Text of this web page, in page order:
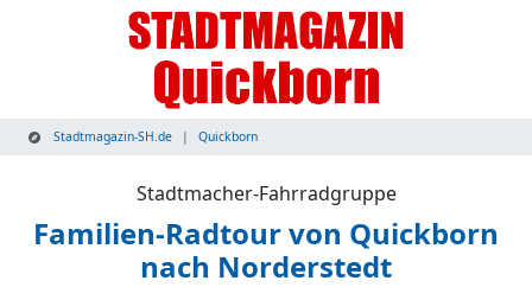
Stadtmagazin-SH.de Quickborn
Stadtmacher-Fahrradgruppe
Familien-Radtour von Quickborn
nach Norderstedt